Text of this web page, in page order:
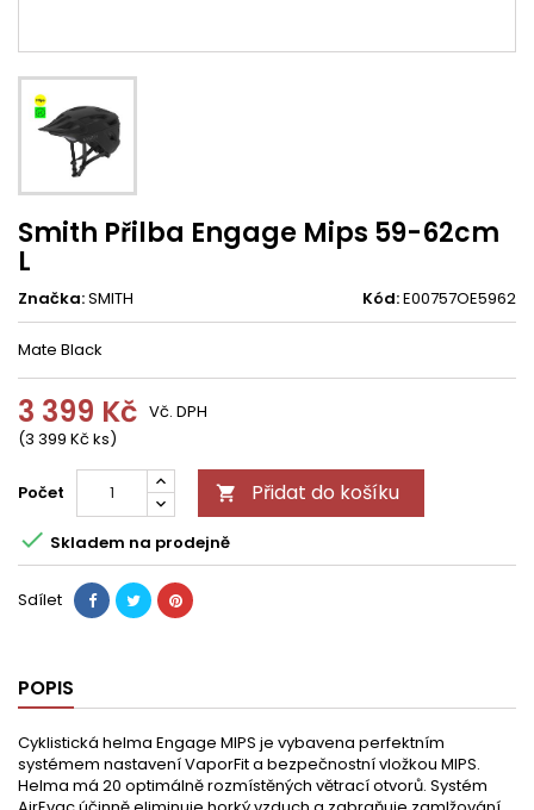
Smith Přilba Engage Mips 59-62cm
L
Značka:SMITH Kód:E00757OE5962
Mate Black
3 399 Kč
(3 399 Kč ks)
Vč. DPH
Počet  Přidat do košíku
 Skladem na prodejně
Sdílet
POPIS
Cyklistická helma Engage MIPS je vybavena perfektním
systémem nastavení VaporFit a bezpečnostní vložkou MIPS.
Helma má 20 optimálně rozmístěných větrací otvorů. Systém